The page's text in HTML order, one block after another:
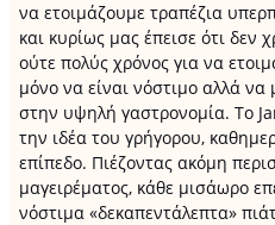
να ετοιμάζουμε τραπέζια
και κυρίως μας έπεισε ότι δεν
ούτε πολύς χρόνος για να
μόνο να είναι νόστιμο αλλά να
στην υψηλή γαστρονομία. Το
την ιδέα του γρήγορου,
επίπεδο. Πιέζοντας ακόμη
μαγειρέματος, κάθε μισάωρο
νόστιμα «δεκαπεντάλεπτα»